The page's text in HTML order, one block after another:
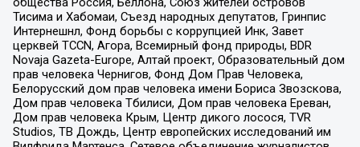
Тисима и Хабомаи, Съезд народных депутатов, Гринпис
Интернешнл, Фонд борьбы с коррупцией Инк, Завет
церквей TCCN, Агора, Всемирный фонд природы, BDR
Novaja Gazeta-Europe, Алтай проект, Образовательный дом
прав человека Чернигов, Фонд Дом Прав Человека,
Белорусский дом прав человека имени Бориса Звозскова,
Дом прав человека Тбилиси, Дом прав человека Ереван,
Дом прав человека Крым, Центр дикого лосося, TVR
Studios, ТВ Дождь, Центр европейских исследований им